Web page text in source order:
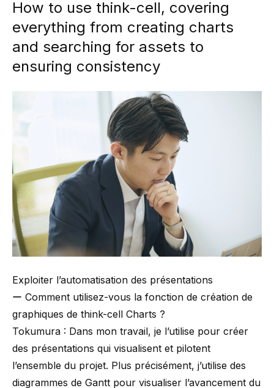
How to use think-cell, covering
everything from creating charts
and searching for assets to
ensuring consistency
Exploiter l’automatisation des présentations
ー Comment utilisez-vous la fonction de création de
graphiques de think-cell Charts ?
Tokumura : Dans mon travail, je l’utilise pour créer
des présentations qui visualisent et pilotent
l’ensemble du projet. Plus précisément, j’utilise des
diagrammes de Gantt pour visualiser l’avancement du